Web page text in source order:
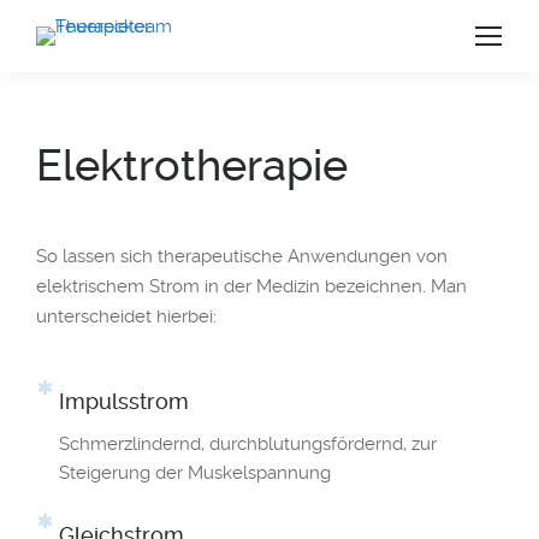
Elektrotherapie
So lassen sich therapeutische Anwendungen von
elektrischem Strom in der Medizin bezeichnen. Man
unterscheidet hierbei:
Impulsstrom
Schmerzlindernd, durchblutungsfördernd, zur
Steigerung der Muskelspannung